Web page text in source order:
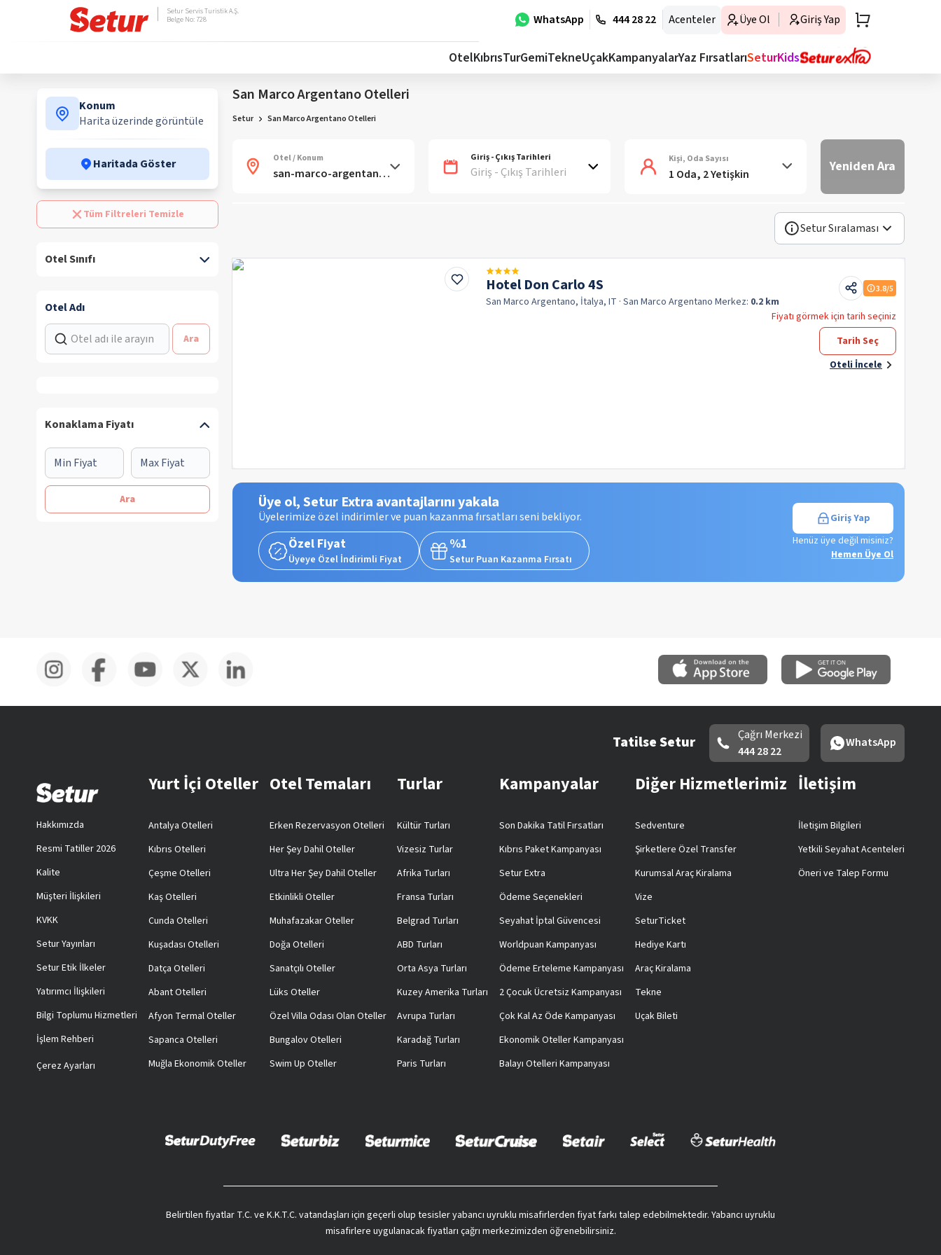
WhatsApp 444 28 22 Acenteler Üye Ol Giriş Yap
Setur Servis Turistik A.Ş.
Belge No: 728
OtelKıbrısTurGemiTekneUçakKampanyalarYaz FırsatlarıSeturKids
Konum
Harita üzerinde görüntüle
Haritada Göster
Tüm Filtreleri Temizle
Otel Sınıfı
Otel Adı
Ara
Konaklama Fiyatı
Ara
San Marco Argentano Otelleri
Setur San Marco Argentano Otelleri
Otel / Konum Giriş - Çıkış Tarihleri
Giriş - Çıkış Tarihleri
Kişi, Oda Sayısı
1 Oda, 2 Yetişkin Yeniden Ara
Setur Sıralaması
Hotel Don Carlo 4S
San Marco Argentano, İtalya, IT · San Marco Argentano Merkez: 0.2 km
3.8/5
Fiyatı görmek için tarih seçiniz
Tarih Seç
Oteli İncele
Üye ol, Setur Extra avantajlarını yakala
Üyelerimize özel indirimler ve puan kazanma fırsatları seni bekliyor.
Özel Fiyat
Üyeye Özel İndirimli Fiyat
%1
Setur Puan Kazanma Fırsatı
Giriş Yap
Henüz üye değil misiniz?
Hemen Üye Ol
Tatilse Setur
Çağrı Merkezi
444 28 22
WhatsApp
Hakkımızda
Resmi Tatiller 2026
Kalite
Müşteri İlişkileri
KVKK
Setur Yayınları
Setur Etik İlkeler
Yatırımcı İlişkileri
Bilgi Toplumu Hizmetleri
İşlem Rehberi
Çerez Ayarları
Yurt İçi Oteller
Antalya Otelleri
Kıbrıs Otelleri
Çeşme Otelleri
Kaş Otelleri
Cunda Otelleri
Kuşadası Otelleri
Datça Otelleri
Abant Otelleri
Afyon Termal Oteller
Sapanca Otelleri
Muğla Ekonomik Oteller
Otel Temaları
Erken Rezervasyon Otelleri
Her Şey Dahil Oteller
Ultra Her Şey Dahil Oteller
Etkinlikli Oteller
Muhafazakar Oteller
Doğa Otelleri
Sanatçılı Oteller
Lüks Oteller
Özel Villa Odası Olan Oteller
Bungalov Otelleri
Swim Up Oteller
Turlar
Kültür Turları
Vizesiz Turlar
Afrika Turları
Fransa Turları
Belgrad Turları
ABD Turları
Orta Asya Turları
Kuzey Amerika Turları
Avrupa Turları
Karadağ Turları
Paris Turları
Kampanyalar
Son Dakika Tatil Fırsatları
Kıbrıs Paket Kampanyası
Setur Extra
Ödeme Seçenekleri
Seyahat İptal Güvencesi
Worldpuan Kampanyası
Ödeme Erteleme Kampanyası
2 Çocuk Ücretsiz Kampanyası
Çok Kal Az Öde Kampanyası
Ekonomik Oteller Kampanyası
Balayı Otelleri Kampanyası
Diğer Hizmetlerimiz
Sedventure
Şirketlere Özel Transfer
Kurumsal Araç Kiralama
Vize
SeturTicket
Hediye Kartı
Araç Kiralama
Tekne
Uçak Bileti
İletişim
İletişim Bilgileri
Yetkili Seyahat Acenteleri
Öneri ve Talep Formu
Belirtilen fiyatlar T.C. ve K.K.T.C. vatandaşları için geçerli olup tesisler yabancı uyruklu misafirlerden fiyat farkı talep edebilmektedir. Yabancı uyruklu
misafirlere uygulanacak fiyatları çağrı merkezimizden öğrenebilirsiniz.